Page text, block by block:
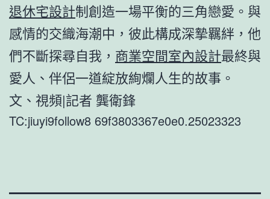
退休宅設計制創造一場平衡的三角戀愛。與
感情的交織海潮中，彼此構成深摯羈絆，他
們不斷探尋自我， 商業空間室內設計最終與
愛人、伴侶一道綻放絢爛人生的故事。
文、視頻|記者 龔衛鋒
TC:jiuyi9follow8 69f3803367e0e0.25023323